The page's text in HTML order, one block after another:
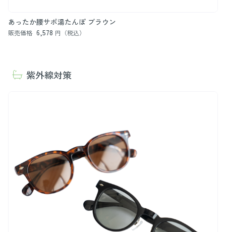
あったか腰サポ湯たんぽ ブラウン
販売価格 6,578 円（税込）
紫外線対策